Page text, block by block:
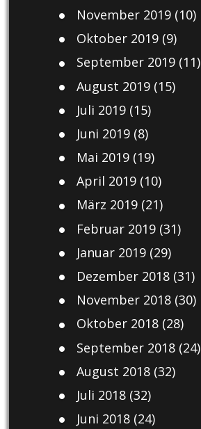
November 2019(10)
Oktober 2019(9)
September 2019(11)
August 2019(15)
Juli 2019(15)
Juni 2019(8)
Mai 2019(19)
April 2019(10)
März 2019(21)
Februar 2019(31)
Januar 2019(29)
Dezember 2018(31)
November 2018(30)
Oktober 2018(28)
September 2018(24)
August 2018(32)
Juli 2018(32)
Juni 2018(24)